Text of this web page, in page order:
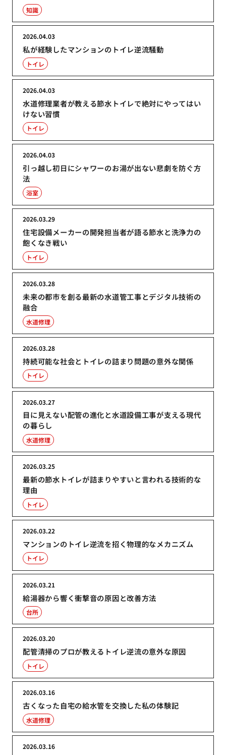
知識
私が経験したマンションのトイレ逆流騒動
2026.04.03
トイレ
水道修理業者が教える節水トイレで絶対にやってはい
けない習慣
2026.04.03
トイレ
引っ越し初日にシャワーのお湯が出ない悲劇を防ぐ方
法
2026.04.03
浴室
住宅設備メーカーの開発担当者が語る節水と洗浄力の
飽くなき戦い
2026.03.29
トイレ
未来の都市を創る最新の水道管工事とデジタル技術の
融合
2026.03.28
水道修理
持続可能な社会とトイレの詰まり問題の意外な関係
2026.03.28
トイレ
目に見えない配管の進化と水道設備工事が支える現代
の暮らし
2026.03.27
水道修理
最新の節水トイレが詰まりやすいと言われる技術的な
理由
2026.03.25
トイレ
マンションのトイレ逆流を招く物理的なメカニズム
2026.03.22
トイレ
給湯器から響く衝撃音の原因と改善方法
2026.03.21
台所
配管清掃のプロが教えるトイレ逆流の意外な原因
2026.03.20
トイレ
古くなった自宅の給水管を交換した私の体験記
2026.03.16
水道修理
2026.03.16